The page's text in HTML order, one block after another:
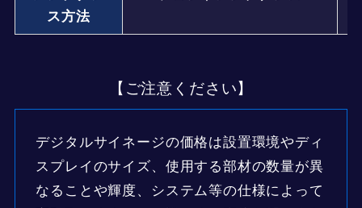
ス方法
【ご注意ください】
デジタルサイネージの価格は設置環境やディ
スプレイのサイズ、使用する部材の数量が異
なることや輝度、システム等の仕様によって